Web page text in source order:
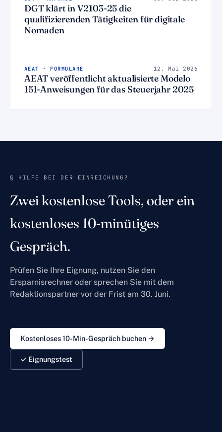
DGT klärt in V2103-25 die
qualifizierenden Tätigkeiten für digitale
Nomaden
AEAT · FORMULARE 12. Mai 2026
AEAT veröffentlicht aktualisierte Modelo
151-Anweisungen für das Steuerjahr 2025
§ HILFE BEI DER EINREICHUNG?
Zwei kostenlose Tools, oder ein
kostenloses 10-minütiges
Gespräch.
Prüfen Sie Ihre Eignung, nutzen Sie den
Ersparnisrechner oder sprechen Sie mit dem
Redaktionspartner vor der Frist am 30. Juni.
Kostenloses 10-Min-Gespräch buchen →
✓ Eignungstest